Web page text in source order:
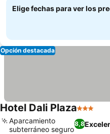
Elige fechas para ver los
Opción destacada
Hotel Dali Plaza3
8,8
Aparcamiento
subterráneo seguro